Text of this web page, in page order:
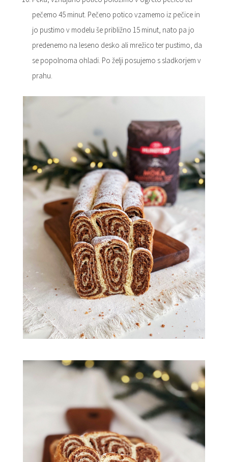
pečemo 45 minut. Pečeno potico vzamemo iz pečice in
jo pustimo v modelu še približno 15 minut, nato pa jo
predenemo na leseno desko ali mrežico ter pustimo, da
se popolnoma ohladi. Po želji posujemo s sladkorjem v
prahu.